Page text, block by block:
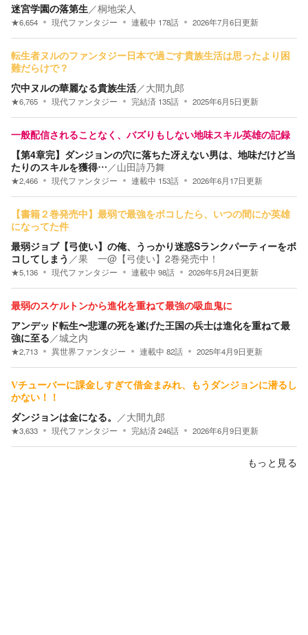
迷宮学園の落第生 ／桐地栄人
★6,654 現代ファンタジー 連載中 178話 2026年7月6日更新
転生者ヌルのファンタジー日本で過ごす貴族生活は思ったより困
難だらけで？
穴中ヌルの華麗なる貴族生活／大間九郎
★6,765 現代ファンタジー 完結済 135話 2025年6月5日更新
一般配信されることなく、バズりもしない地味スキル英雄の記録
【第4章完】ダンジョンの穴に落ちた冴えない男は、地味だけど当
たりのスキルを獲得… ／山田詩乃舞
★2,466 現代ファンタジー 連載中 153話 2026年6月17日更新
【書籍２巻発売中】最弱で最強をボコしたら、いつの間にか英雄
になってた件
最弱ジョブ【弓使い】の俺、うっかり迷惑Sランクパーティーをボ
コしてしまう ／果 一@【弓使い】2巻発売中！
★5,136 現代ファンタジー 連載中 98話 2026年5月24日更新
最弱のスケルトンから進化を重ねて最強の吸血鬼に
アンデッド転生〜悲運の死を遂げた王国の兵士は進化を重ねて最
強に至る ／城之内
★2,713 異世界ファンタジー 連載中 82話 2025年4月9日更新
Vチューバーに課金しすぎて借金まみれ、もうダンジョンに潜るし
かない！！
ダンジョンは金になる。 ／大間九郎
★3,633 現代ファンタジー 完結済246話 2026年6月9日更新
もっと見る